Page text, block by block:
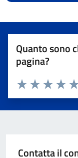
Quanto sono
pagina?
Valuta 3
Valuta 2
Valuta 1 stelle su
Contatta il